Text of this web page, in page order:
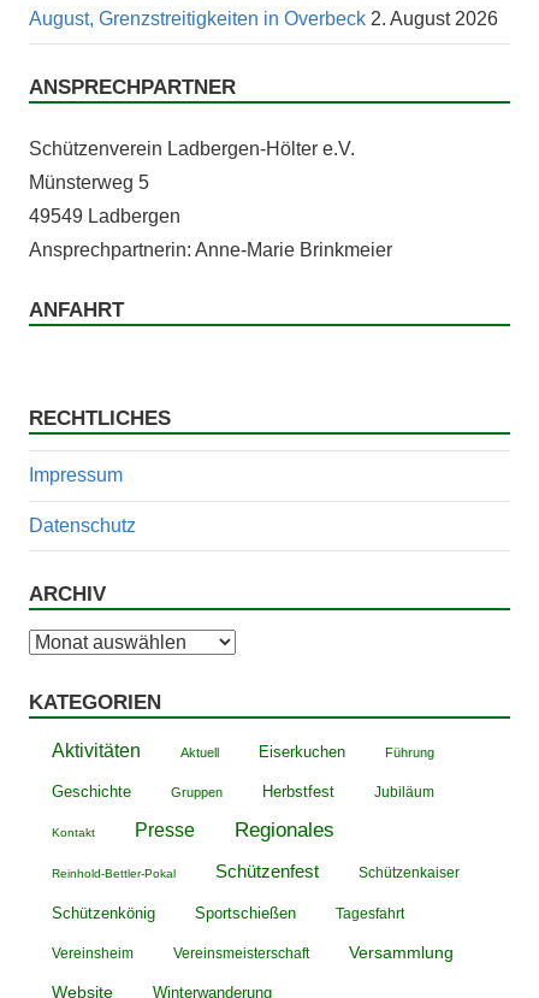
August, Grenzstreitigkeiten in Overbeck 2. August 2026
ANSPRECHPARTNER
Schützen­vere­in Lad­ber­gen-Höl­ter e.V.
Mün­ster­weg 5
49549 Ladbergen
Ansprech­part­ner­in: Anne-Marie Brinkmeier
ANFAHRT
RECHTLICHES
Impressum
Datenschutz
ARCHIV
Archiv
KATEGORIEN
Aktivitäten Aktuell Eiserkuchen Führung
Geschichte Gruppen Herbstfest Jubiläum
Kontakt Presse Regionales
Reinhold-Bettler-Pokal Schützenfest Schützenkaiser
Schützenkönig Sportschießen Tagesfahrt
Vereinsheim Vereinsmeisterschaft Versammlung
Website Winterwanderung